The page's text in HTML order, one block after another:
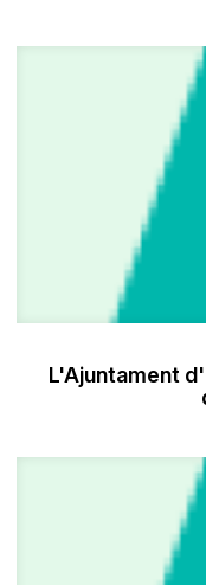
L'Ajuntament